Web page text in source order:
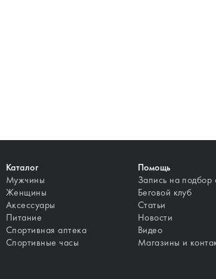
Каталог
Мужчины
Женщины
Аксессуары
Питание
Спортивная аптека
Спортивные часы
Помощь
Запись на подбор
Беговой клуб
Статьи
Новости
Видео
Магазины и